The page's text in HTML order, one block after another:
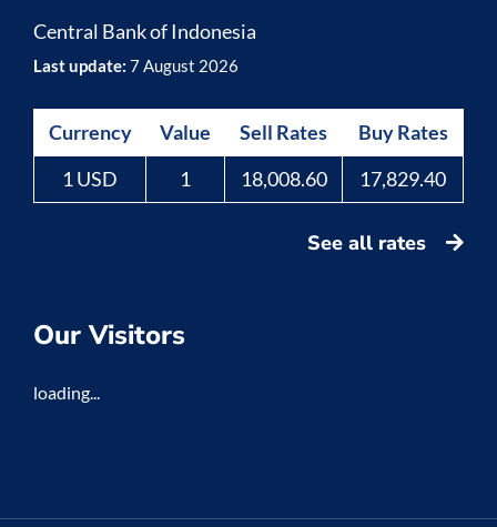
Central Bank of Indonesia
Last update: 7 August 2026
Currency Value Sell Rates
Buy Rates
1 USD
1 18,008.60 17,829.40
See all rates
Our Visitors
loading...